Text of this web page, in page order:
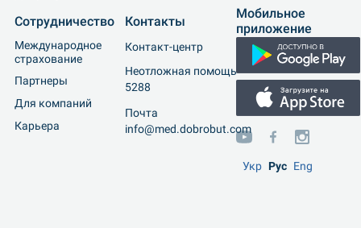
Сотрудничество
Международное
страхование
Партнеры
Для компаний
Карьера
Контакты
Контакт-центр
Неотложная помощь
5288
Почта
info@med.dobrobut.com
Мобильное
приложение
Укр Рус Eng